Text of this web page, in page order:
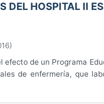
DEL HOSPITAL II
)
de un Programa
de enfermería, que